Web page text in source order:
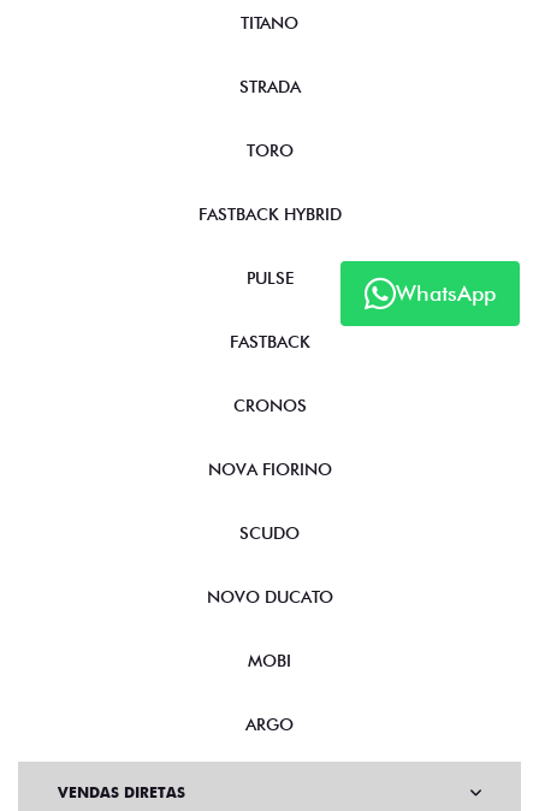
WhatsApp
TITANO
STRADA
TORO
FASTBACK HYBRID
PULSE
FASTBACK
CRONOS
NOVA FIORINO
SCUDO
NOVO DUCATO
MOBI
ARGO
VENDAS DIRETAS